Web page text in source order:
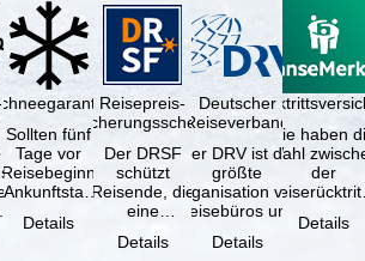
Sollten fünf
Tage vor
Reisebeginn
aufgrund von
Schneemangel
Details
Reisepreis-
Sicherungsschein
Der DRSF
schützt
Reisende, die
eine
oder
Details
Deutscher
Reiseverband
Der DRV ist die
größte
Organisation von
Reisebüros und
Reiseveranstaltern
in …
Details
Sie haben
Wahl
der
(inklusive
Details